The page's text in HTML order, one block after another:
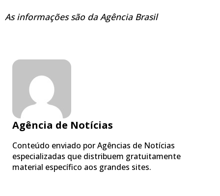
As informações são da Agência Brasil
Agência de Notícias
Conteúdo enviado por Agências de Notícias
especializadas que distribuem gratuitamente
material específico aos grandes sites.